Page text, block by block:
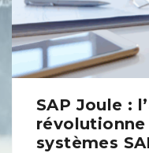
SAP Joule :
révolutionne
systèmes